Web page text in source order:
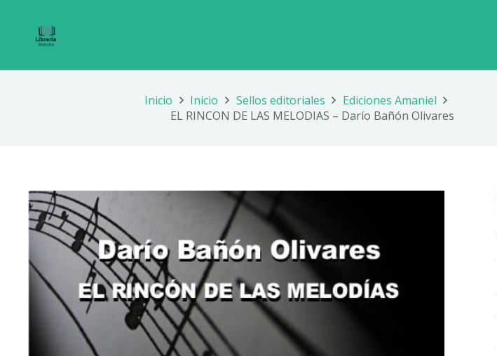
Inicio Inicio Sellos editoriales
Ediciones Amaniel
EL RINCON DE LAS MELODIAS – Darío Bañón Olivares